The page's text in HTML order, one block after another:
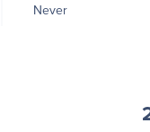
Never